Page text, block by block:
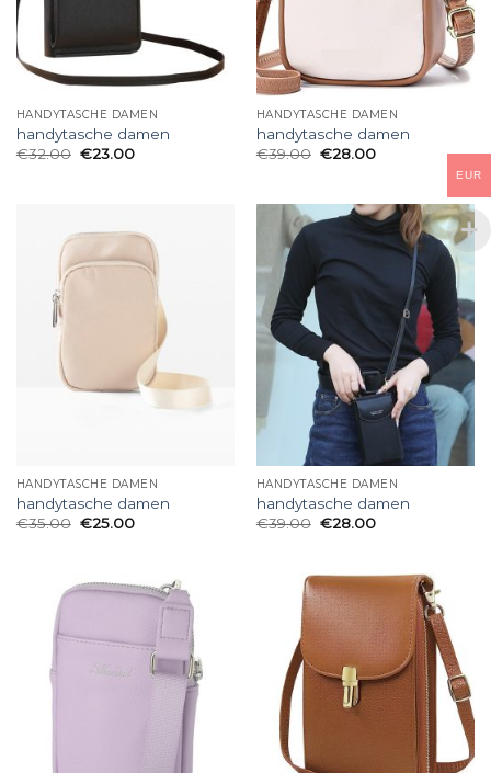
HANDYTASCHE DAMEN
handytasche damen
€32.00 €23.00
HANDYTASCHE DAMEN
handytasche damen
€39.00 €28.00
HANDYTASCHE DAMEN
handytasche damen
€35.00 €25.00
HANDYTASCHE DAMEN
handytasche damen
€39.00 €28.00
EUR